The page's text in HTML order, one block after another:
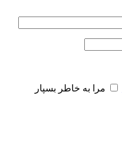
مرا به خاطر بسپار